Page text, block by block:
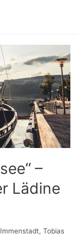
–
Lädine
Tobias